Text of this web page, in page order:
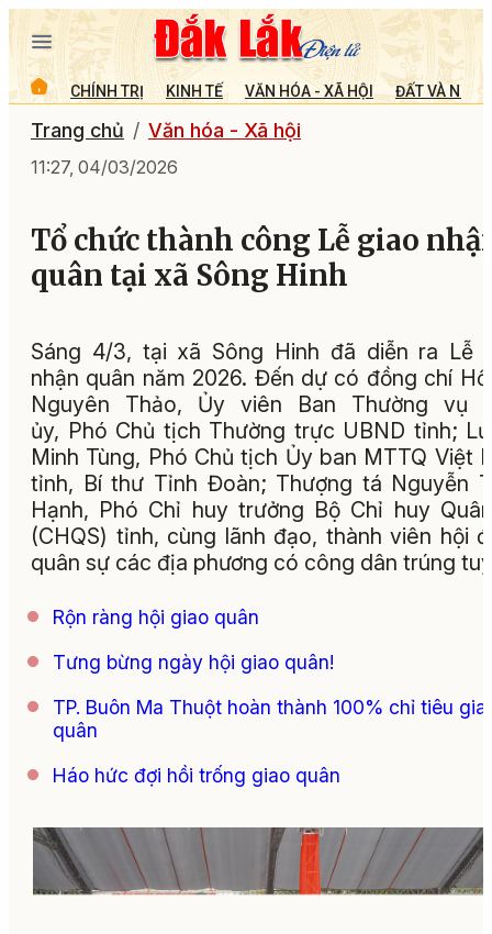
CHÍNH TRỊ KINH TẾ VĂN HÓA - XÃ HỘI ĐẤT VÀ
Trang chủ Văn hóa - Xã hội
11:27, 04/03/2026
Tổ chức thành công Lễ giao
quân tại xã Sông Hinh
Sáng 4/3, tại xã Sông Hinh đã diễn ra Lễ
nhận quân năm 2026. Đến dự có đồng chí
Nguyên Thảo, Ủy viên Ban Thường vụ
ủy, Phó Chủ tịch Thường trực UBND tỉnh;
Minh Tùng, Phó Chủ tịch Ủy ban MTTQ Việt
tỉnh, Bí thư Tỉnh Đoàn; Thượng tá Nguyễn
Hạnh, Phó Chỉ huy trưởng Bộ Chỉ huy
(CHQS) tỉnh, cùng lãnh đạo, thành viên hội
quân sự các địa phương có công dân trúng
Rộn ràng hội giao quân
Tưng bừng ngày hội giao quân!
TP. Buôn Ma Thuột hoàn thành 100% chỉ tiêu
quân
Háo hức đợi hồi trống giao quân